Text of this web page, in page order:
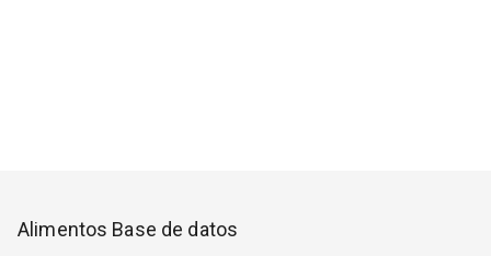
Alimentos Base de datos